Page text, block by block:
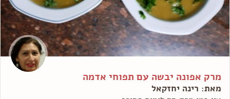
מרק אפונה יבשה עם תפוחי אדמה
מאת: רינה יחזקאל